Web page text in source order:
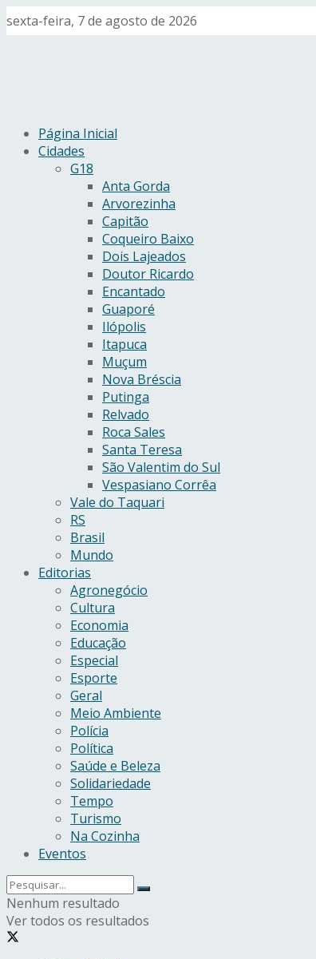
sexta-feira, 7 de agosto de 2026
Página Inicial
Cidades
G18
Anta Gorda
Arvorezinha
Capitão
Coqueiro Baixo
Dois Lajeados
Doutor Ricardo
Encantado
Guaporé
Ilópolis
Itapuca
Muçum
Nova Bréscia
Putinga
Relvado
Roca Sales
Santa Teresa
São Valentim do Sul
Vespasiano Corrêa
Vale do Taquari
RS
Brasil
Mundo
Editorias
Agronegócio
Cultura
Economia
Educação
Especial
Esporte
Geral
Meio Ambiente
Polícia
Política
Saúde e Beleza
Solidariedade
Tempo
Turismo
Na Cozinha
Eventos
Nenhum resultado
Ver todos os resultados